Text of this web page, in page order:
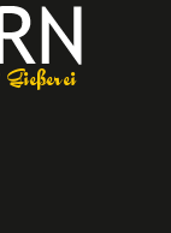
Gießerei